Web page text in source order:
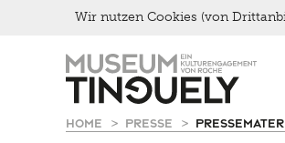
Hauptnavigation
HOME PRESSE
Lernen
Kultur Inklusiv
Menu
Picknick
Brunch
Kontakt
Late Thursday Menu
Wir nutzen Cookies (von